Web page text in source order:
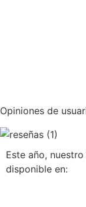
Opiniones de
Este año,
disponible en: